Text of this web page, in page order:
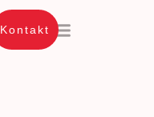
Kontakt